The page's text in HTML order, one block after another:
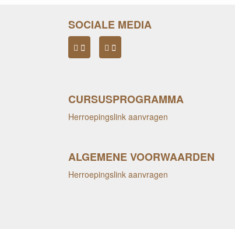
SOCIALE MEDIA
CURSUSPROGRAMMA
Herroepingslink aanvragen
ALGEMENE VOORWAARDEN
Herroepingslink aanvragen